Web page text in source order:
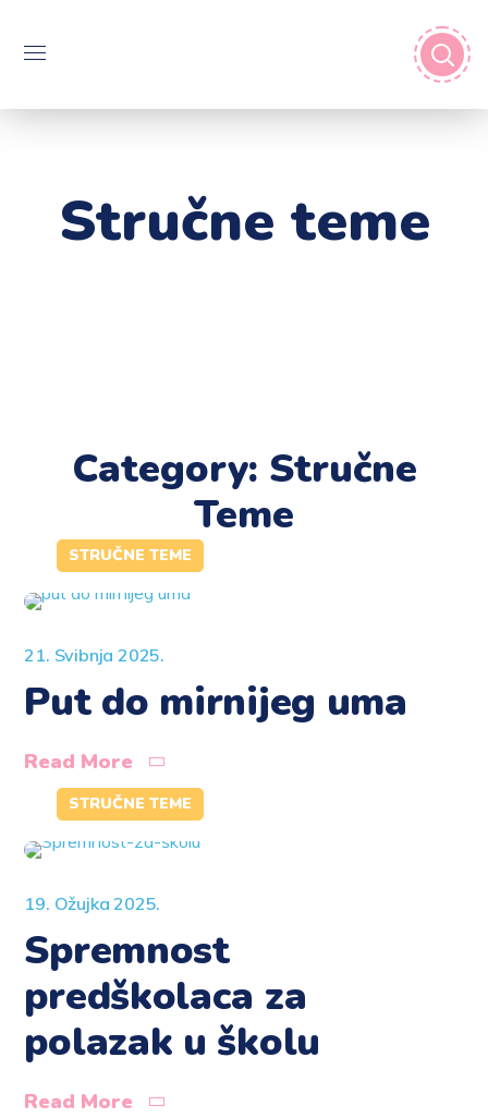
Stručne teme
Category: Stručne
Teme
STRUČNE TEME
21. Svibnja 2025.
Put do mirnijeg uma
Read More
STRUČNE TEME
19. Ožujka 2025.
Spremnost
predškolaca za
polazak u školu
Read More